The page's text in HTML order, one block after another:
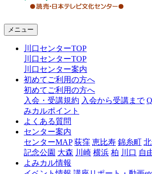
メニュー
川口センターTOP
川口センターTOP
川口センター案内
初めてご利用の方へ
初めてご利用の方へ
入会・受講規約 入会から受講まで
みカルポイント
よくある質問
センター案内
センターMAP 荻窪 恵比寿 錦糸町
記念公園 大森 川崎 横浜 柏 川口 自
よみカル情報